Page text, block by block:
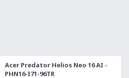
Acer Predator Helios Neo 16 AI -
PHN16-I71-96TR